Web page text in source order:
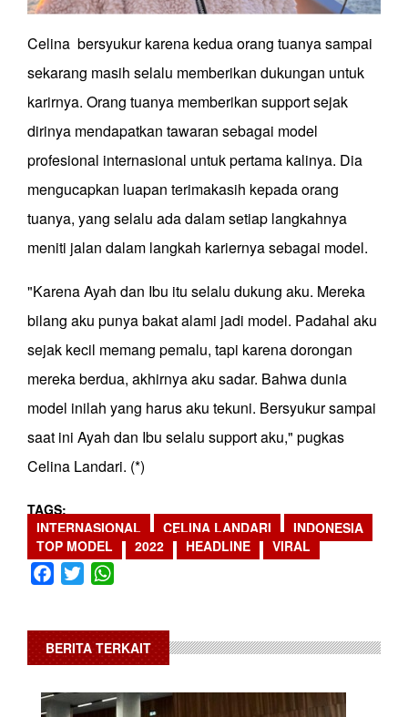
Celina bersyukur karena kedua orang tuanya sampai
sekarang masih selalu memberikan dukungan untuk
karirnya. Orang tuanya memberikan support sejak
dirinya mendapatkan tawaran sebagai model
profesional internasional untuk pertama kalinya. Dia
mengucapkan luapan terimakasih kepada orang
tuanya, yang selalu ada dalam setiap langkahnya
meniti jalan dalam langkah kariernya sebagai model.
"Karena Ayah dan Ibu itu selalu dukung aku. Mereka
bilang aku punya bakat alami jadi model. Padahal aku
sejak kecil memang pemalu, tapi karena dorongan
mereka berdua, akhirnya aku sadar. Bahwa dunia
model inilah yang harus aku tekuni. Bersyukur sampai
saat ini Ayah dan Ibu selalu support aku," pugkas
Celina Landari. (*)
TAGS
INTERNASIONAL
CELINA LANDARI
INDONESIA
TOP MODEL
2022 HEADLINE VIRAL
Facebook
Twitter
BERITA TERKAIT